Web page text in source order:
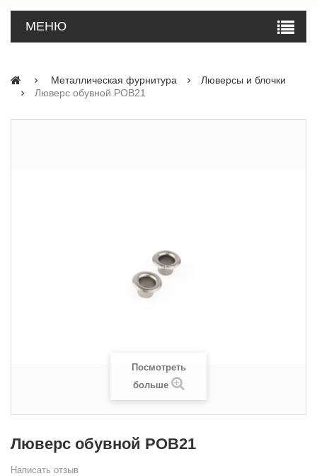
МЕНЮ
Металлическая фурнитура
Люверсы и блочки
Люверс обувной POB21
Посмотреть
больше
Люверс обувной POB21
Написать отзыв